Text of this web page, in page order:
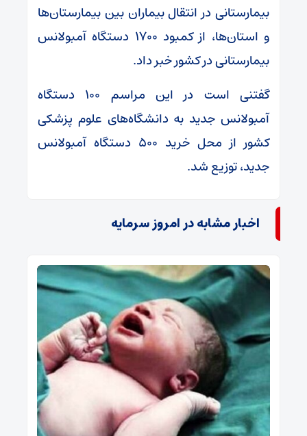
بیمارستانی در انتقال بیماران بین بیمارستان‌ها
و استان‌ها، از کمبود ۱۷۰۰ دستگاه آمبولانس
بیمارستانی در کشور خبر داد.
گفتنی است در این مراسم ۱۰۰ دستگاه
آمبولانس جدید به دانشگاه‌های علوم پزشکی
کشور از محل خرید ۵۰۰ دستگاه آمبولانس
جدید، توزیع شد.
اخبار مشابه در امروز سرمایه